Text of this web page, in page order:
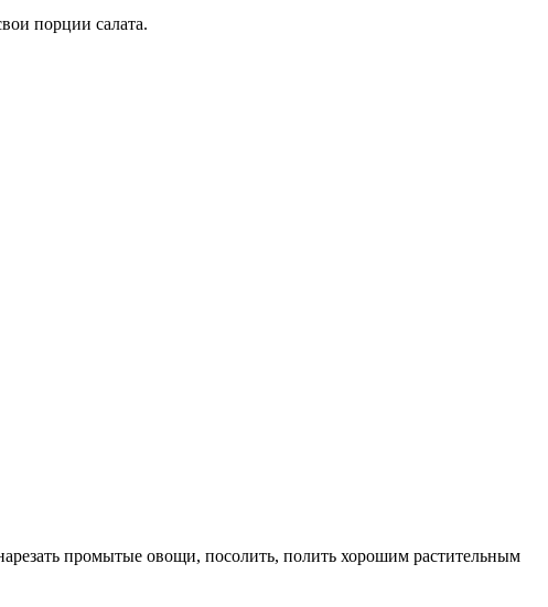
порции салата.
промытые овощи, посолить, полить хорошим растительным